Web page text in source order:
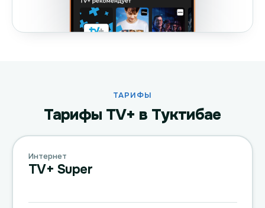
ТАРИФЫ
Тарифы TV+ в Туктибае
Интернет
TV+ Super